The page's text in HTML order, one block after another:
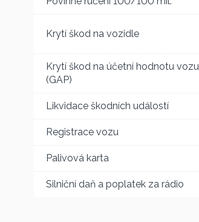
Krytí škod na vozidle
Krytí škod na účetní hodnotu vozu
(GAP)
Likvidace škodních událostí
Registrace vozu
Palivová karta
Silniční daň a poplatek za rádio